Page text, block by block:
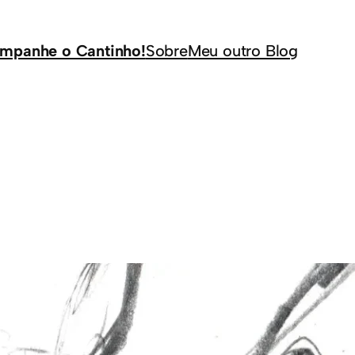
o Cantinho!SobreMeu outro Blog